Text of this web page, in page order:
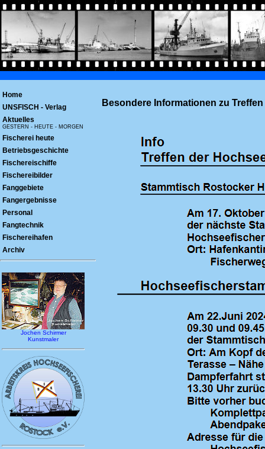
Home
UNSFISCH - Verlag
Aktuelles
GESTERN - HEUTE - MORGEN
Fischerei heute
Betriebsgeschichte
Fischereischiffe
Fischereibilder
Fanggebiete
Fangergebnisse
Personal
Fangtechnik
Fischereihafen
Archiv
Jochen Schirmer
Kunstmaler
Besondere Informationen zu Treffen